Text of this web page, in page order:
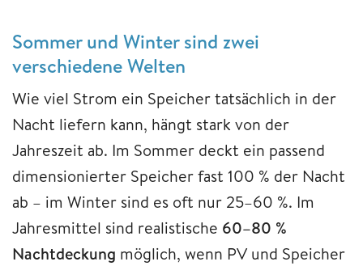
Sommer und Winter sind zwei
verschiedene Welten
Wie viel Strom ein Speicher tatsächlich in der
Nacht liefern kann, hängt stark von der
Jahreszeit ab. Im Sommer deckt ein passend
dimensionierter Speicher fast 100 % der Nacht
ab – im Winter sind es oft nur 25–60 %. Im
Jahresmittel sind realistische 60–80 %
Nachtdeckung möglich, wenn PV und Speicher